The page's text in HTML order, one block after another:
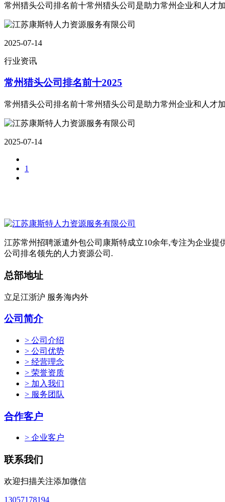
常州猎头公司排名前十常州猎头公司是助力常州企业和人才
2025-07-14
行业资讯
常州猎头公司排名前十2025
常州猎头公司排名前十常州猎头公司是助力常州企业和人才
2025-07-14
1
江苏常州招聘派遣外包公司康斯特成立10余年,专注为企业
公司排名领先的人力资源公司.
总部地址
立足江浙沪 服务海内外
公司简介
> 公司介绍
> 公司优势
> 经营理念
> 荣誉资质
> 加入我们
> 服务团队
合作客户
> 企业客户
联系我们
欢迎扫描关注添加微信
13057178194